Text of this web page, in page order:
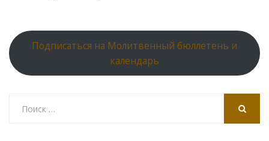
Подписаться на Молитвенный бюллетень и
календарь